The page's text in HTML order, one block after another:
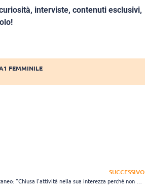
interviste, contenuti esclusivi,
FEMMINILE
SUCCESSIVO